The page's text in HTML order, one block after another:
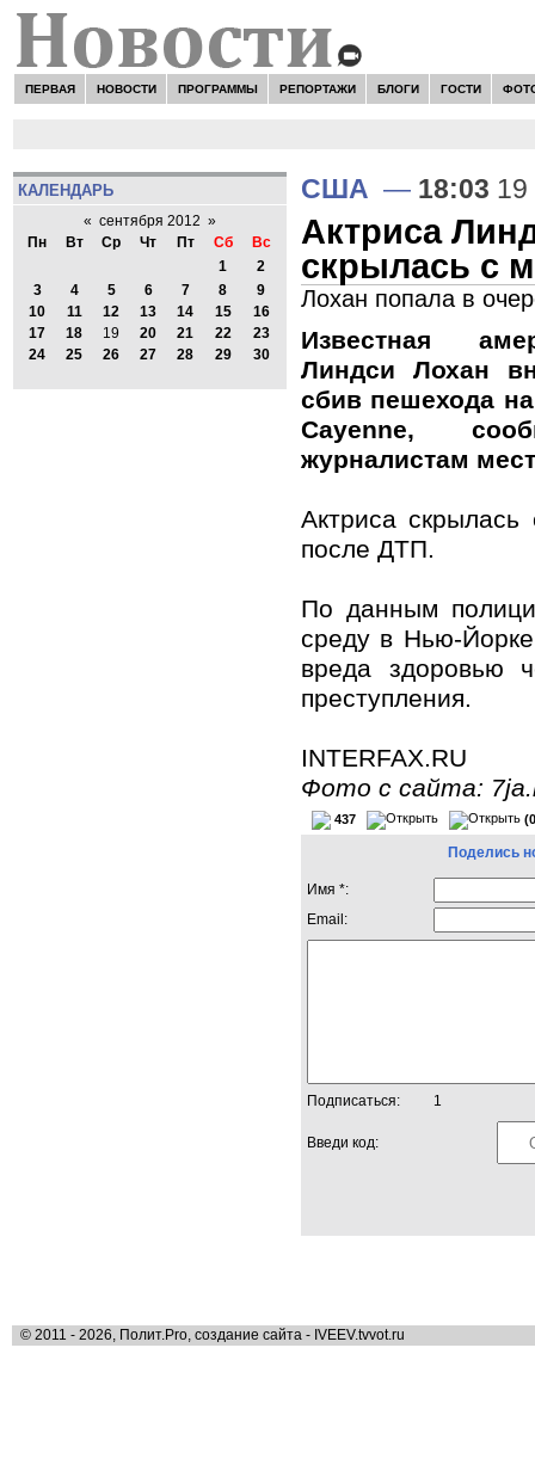
ПЕРВАЯ НОВОСТИ ПРОГРАММЫ РЕПОРТАЖИ БЛОГИ ГОСТИ
КАЛЕНДАРЬ
« сентября 2012 »
Пн
Вт Ср Чт Пт Сб
Вс
1
2
3
4 5 6 7 8
9
10
11 12 13 14 15
16
17
18 19 20 21 22
23
24
25 26 27 28 29 30
США — 18:03 19
Актриса
скрылась с
Лохан попала в
Известная
Линдси Лохан
сбив пешехода
Cayenne,
журналистам
Актриса скрылась
после ДТП.
По данным
среду в Нью-
вреда здоровью
преступления.
INTERFAX.RU
Фото с сайта:
437
Поделись
Имя *:
Email:
Подписаться: 1
Введи код:
© 2011 - 2026, Полит.Pro, создание сайта - IVEEV.tvvot.ru